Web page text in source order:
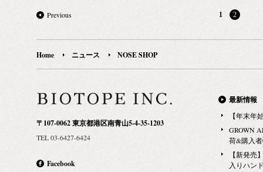
を心よりお待ちしております！
都新宿区新宿4-1-6 ニュウマン新宿 2F ■電話：03-
5357-7707 ■商品概要：香水、ルームフレグランス、
フレグランスサシェ、キャンドル、ボディソープ、
ボディクリーム ■ブランドラインアップ： Abel（オ
ランダ） AGONIST（アゴニスト） Alchemy
ーエス・アンド・ダーガ） Kerzon（ケルゾン）
LUMIRA（ルミラ） LABORATORIO
OLFATTIVO（ラボラトリオ・オルファティーボ）
MAD et LEN（マドエレン） AND MORE…..
Previous 1 2
Home ニュース NOSE SHOP
〒107-0062 東京都港区南青山5-4-35-1203
TEL 03-6427-6424
Facebook
最新情報
【年末年
GROWN
荷&購入
【新発売
入りハン